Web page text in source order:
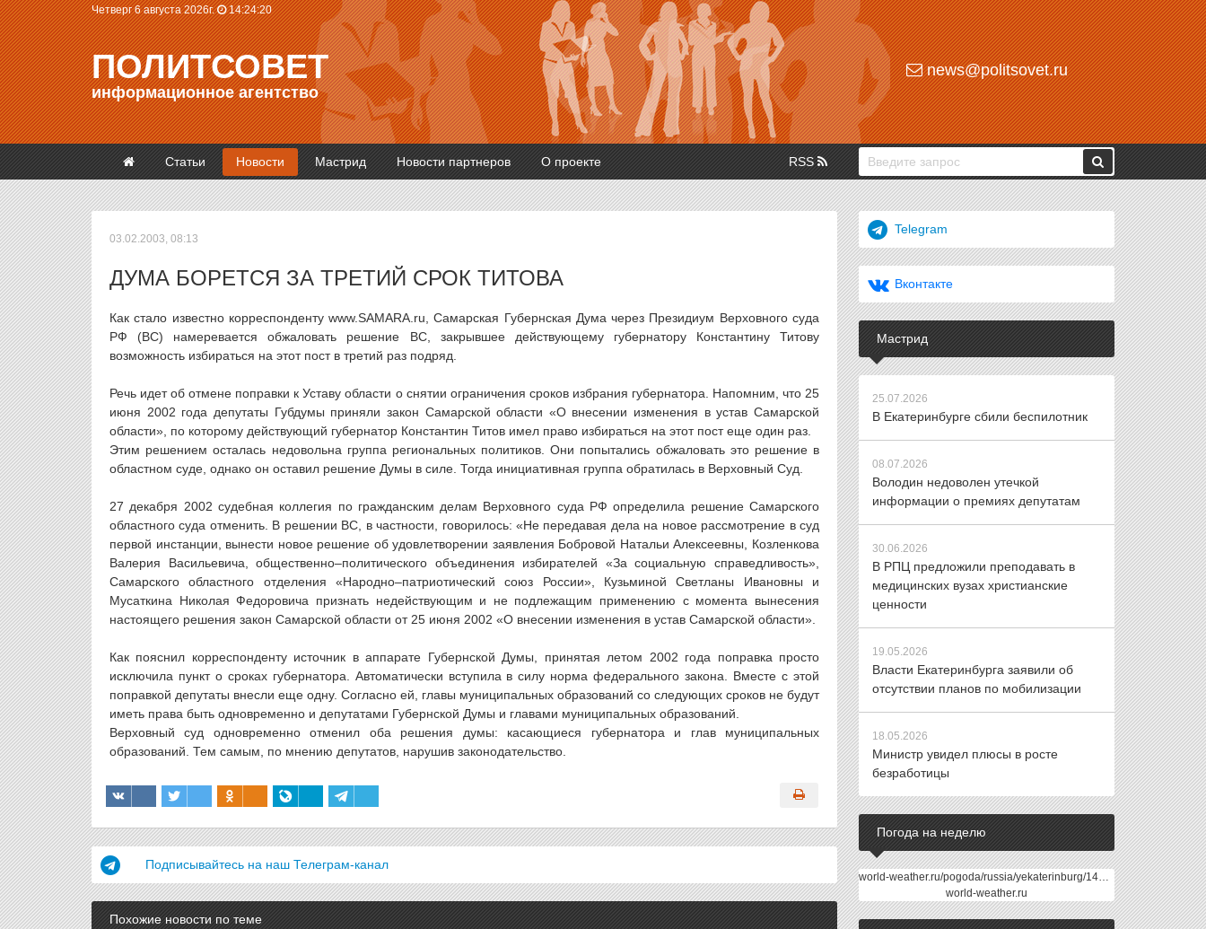
Четверг 6 августа 2026г. 14:24:21
ПОЛИТСОВЕТ
информационное агентство
news@politsovet.ru
Статьи Новости Мастрид Новости партнеров О проекте RSS
03.02.2003, 08:13
ДУМА БОРЕТСЯ ЗА ТРЕТИЙ СРОК ТИТОВА
Как стало известно корреспонденту www.SAMARA.ru, Самарская Губернская Дума через Президиум Верховного суда
РФ (ВС) намеревается обжаловать решение ВС, закрывшее действующему губернатору Константину Титову
возможность избираться на этот пост в третий раз подряд.
Речь идет об отмене поправки к Уставу области о снятии ограничения сроков избрания губернатора. Напомним, что 25
июня 2002 года депутаты Губдумы приняли закон Самарской области «О внесении изменения в устав Самарской
области», по которому действующий губернатор Константин Титов имел право избираться на этот пост еще один раз.
Этим решением осталась недовольна группа региональных политиков. Они попытались обжаловать это решение в
областном суде, однако он оставил решение Думы в силе. Тогда инициативная группа обратилась в Верховный Суд.
27 декабря 2002 судебная коллегия по гражданским делам Верховного суда РФ определила решение Самарского
областного суда отменить. В решении ВС, в частности, говорилось: «Не передавая дела на новое рассмотрение в суд
первой инстанции, вынести новое решение об удовлетворении заявления Бобровой Натальи Алексеевны, Козленкова
Валерия Васильевича, общественно–политического объединения избирателей «За социальную справедливость»,
Самарского областного отделения «Народно–патриотический союз России», Кузьминой Светланы Ивановны и
Мусаткина Николая Федоровича признать недействующим и не подлежащим применению с момента вынесения
настоящего решения закон Самарской области от 25 июня 2002 «О внесении изменения в устав Самарской области».
Как пояснил корреспонденту источник в аппарате Губернской Думы, принятая летом 2002 года поправка просто
исключила пункт о сроках губернатора. Автоматически вступила в силу норма федерального закона. Вместе с этой
поправкой депутаты внесли еще одну. Согласно ей, главы муниципальных образований со следующих сроков не будут
иметь права быть одновременно и депутатами Губернской Думы и главами муниципальных образований.
Верховный суд одновременно отменил оба решения думы: касающиеся губернатора и глав муниципальных
образований. Тем самым, по мнению депутатов, нарушив законодательство.
Подписывайтесь на наш Телеграм-канал
Похожие новости по теме
Telegram
Вконтакте
Мастрид
25.07.2026
В Екатеринбурге сбили беспилотник
08.07.2026
Володин недоволен утечкой
информации о премиях депутатам
30.06.2026
В РПЦ предложили преподавать в
медицинских вузах христианские
ценности
19.05.2026
Власти Екатеринбурга заявили об
отсутствии планов по мобилизации
18.05.2026
Министр увидел плюсы в росте
безработицы
Погода на неделю
world-weather.ru/pogoda/russia/yekaterinburg/14days/
world-weather.ru